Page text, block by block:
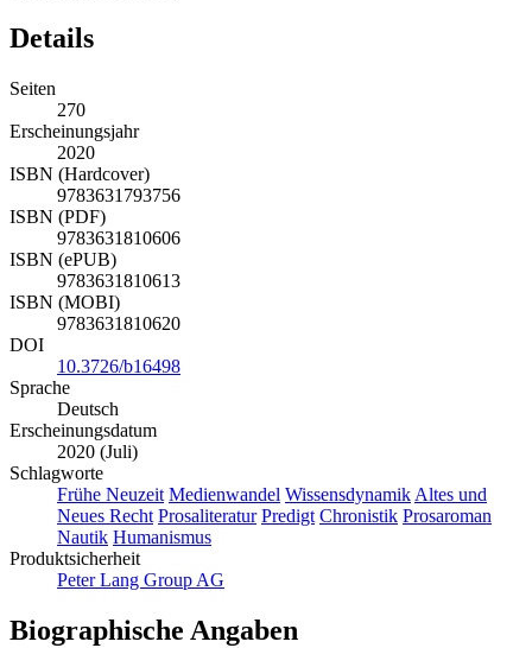
Details
Seiten
270
Erscheinungsjahr
2020
ISBN (Hardcover)
9783631793756
ISBN (PDF)
9783631810606
ISBN (ePUB)
9783631810613
ISBN (MOBI)
9783631810620
DOI
10.3726/b16498
Sprache
Deutsch
Erscheinungsdatum
2020 (Juli)
Schlagworte
Frühe Neuzeit Medienwandel Wissensdynamik Altes und
Neues Recht Prosaliteratur Predigt Chronistik Prosaroman
Nautik Humanismus
Produktsicherheit
Peter Lang Group AG
Biographische Angaben